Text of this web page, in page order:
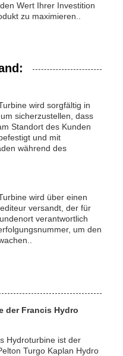
Wert Ihrer Investition
zu maximieren..
wird sorgfältig in
sicherzustellen, dass
Standort des Kunden
und mit
während des
wird über einen
versandt, der für
verantwortlich
um den
der Francis Hydro
Hydroturbine ist der
Turgo Kaplan Hydro